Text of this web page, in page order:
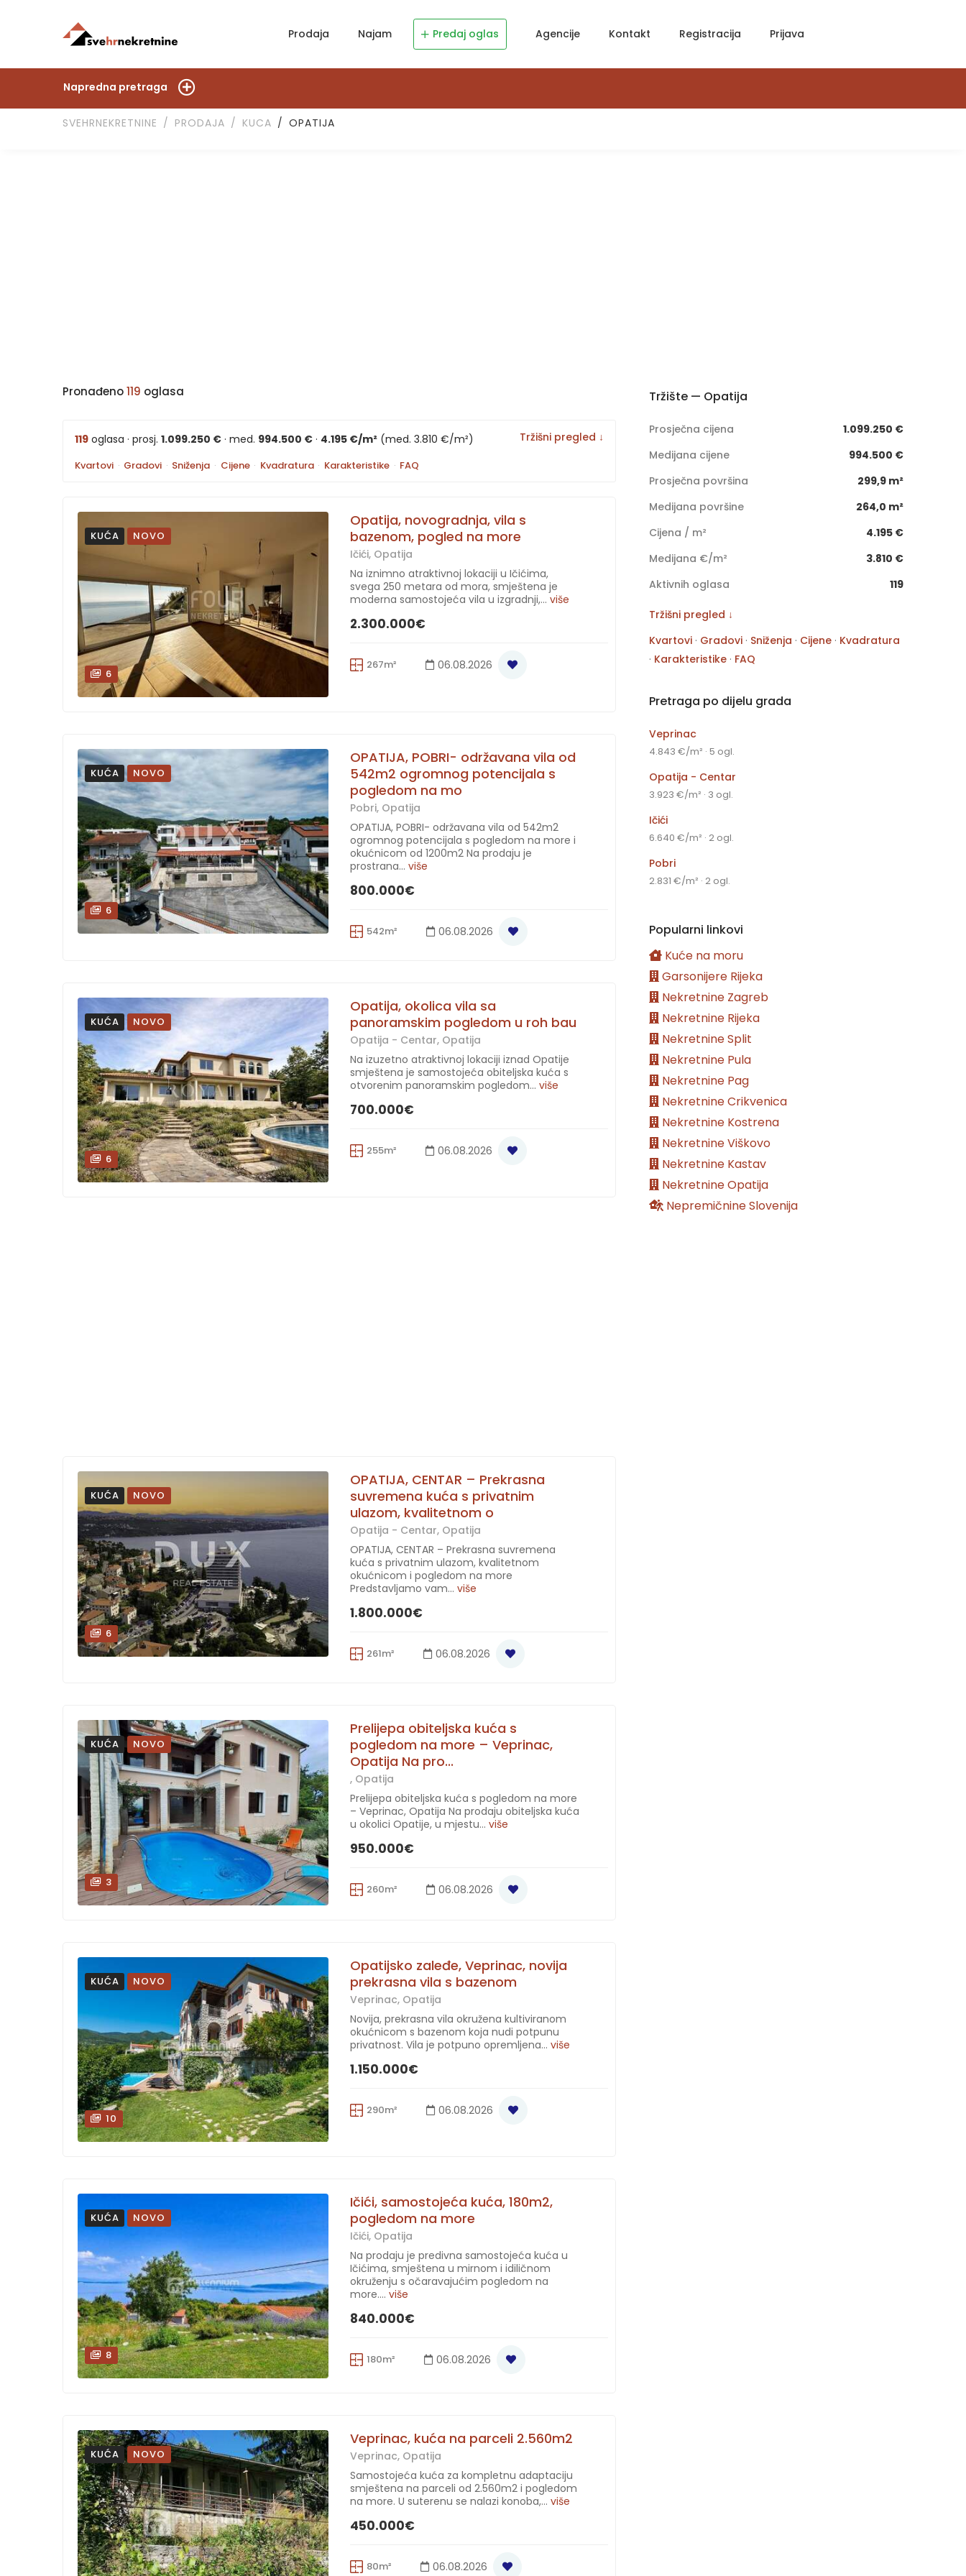
Prodaja Najam Predaj oglas Agencije Kontakt Registracija Prijava
Napredna pretraga
SVEHRNEKRETNINE PRODAJA KUCA OPATIJA
Pronađeno119 oglasa
119 oglasa · prosj. 1.099.250 € · med. 994.500 € · 4.195 €/m² (med. 3.810 €/m²) Tržišni pregled ↓
Kvartovi · Gradovi · Sniženja · Cijene · Kvadratura · Karakteristike · FAQ
KUĆA NOVO
6
Opatija, novogradnja, vila s
bazenom, pogled na more
Ičići, Opatija
Na iznimno atraktivnoj lokaciji u Ičićima,
svega 250 metara od mora, smještena je
moderna samostojeća vila u izgradnji,... više
2.300.000€
267m² 06.08.2026
KUĆA NOVO
6
OPATIJA, POBRI- održavana vila od
542m2 ogromnog potencijala s
pogledom na mo
Pobri, Opatija
OPATIJA, POBRI- održavana vila od 542m2
ogromnog potencijala s pogledom na more i
okućnicom od 1200m2 Na prodaju je
prostrana... više
800.000€
542m² 06.08.2026
KUĆA NOVO
6
Opatija, okolica vila sa
panoramskim pogledom u roh bau
Opatija - Centar, Opatija
Na izuzetno atraktivnoj lokaciji iznad Opatije
smještena je samostojeća obiteljska kuća s
otvorenim panoramskim pogledom... više
700.000€
255m² 06.08.2026
KUĆA NOVO
6
OPATIJA, CENTAR – Prekrasna
suvremena kuća s privatnim
ulazom, kvalitetnom o
Opatija - Centar, Opatija
OPATIJA, CENTAR – Prekrasna suvremena
kuća s privatnim ulazom, kvalitetnom
okućnicom i pogledom na more
Predstavljamo vam... više
1.800.000€
261m² 06.08.2026
KUĆA NOVO
3
Prelijepa obiteljska kuća s
pogledom na more – Veprinac,
Opatija Na pro...
, Opatija
Prelijepa obiteljska kuća s pogledom na more
– Veprinac, Opatija Na prodaju obiteljska kuća
u okolici Opatije, u mjestu... više
950.000€
260m² 06.08.2026
KUĆA NOVO
10
Opatijsko zaleđe, Veprinac, novija
prekrasna vila s bazenom
Veprinac, Opatija
Novija, prekrasna vila okružena kultiviranom
okućnicom s bazenom koja nudi potpunu
privatnost. Vila je potpuno opremljena... više
1.150.000€
290m² 06.08.2026
KUĆA NOVO
8
Ičići, samostojeća kuća, 180m2,
pogledom na more
Ičići, Opatija
Na prodaju je predivna samostojeća kuća u
Ičićima, smještena u mirnom i idiličnom
okruženju s očaravajućim pogledom na
more.... više
840.000€
180m² 06.08.2026
KUĆA NOVO
Veprinac, kuća na parceli 2.560m2
Veprinac, Opatija
Samostojeća kuća za kompletnu adaptaciju
smještena na parceli od 2.560m2 i pogledom
na more. U suterenu se nalazi konoba,... više
450.000€
80m² 06.08.2026
Tržište — Opatija
Prosječna cijena
1.099.250 €
Medijana cijene
994.500 €
Prosječna površina
299,9 m²
Medijana površine
264,0 m²
Cijena / m²
4.195 €
Medijana €/m²
3.810 €
Aktivnih oglasa
119
Tržišni pregled ↓
Kvartovi · Gradovi · Sniženja · Cijene · Kvadratura
· Karakteristike · FAQ
Pretraga po dijelu grada
Veprinac
4.843 €/m² · 5 ogl.
Opatija - Centar
3.923 €/m² · 3 ogl.
Ičići
6.640 €/m² · 2 ogl.
Pobri
2.831 €/m² · 2 ogl.
Popularni linkovi
Kuće na moru
Garsonijere Rijeka
Nekretnine Zagreb
Nekretnine Rijeka
Nekretnine Split
Nekretnine Pula
Nekretnine Pag
Nekretnine Crikvenica
Nekretnine Kostrena
Nekretnine Viškovo
Nekretnine Kastav
Nekretnine Opatija
Nepremičnine Slovenija